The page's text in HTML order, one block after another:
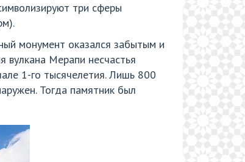
три сферы
монумент оказался забытым и
вулкана Мерапи несчастья
1-го тысячелетия. Лишь 800
Тогда памятник был